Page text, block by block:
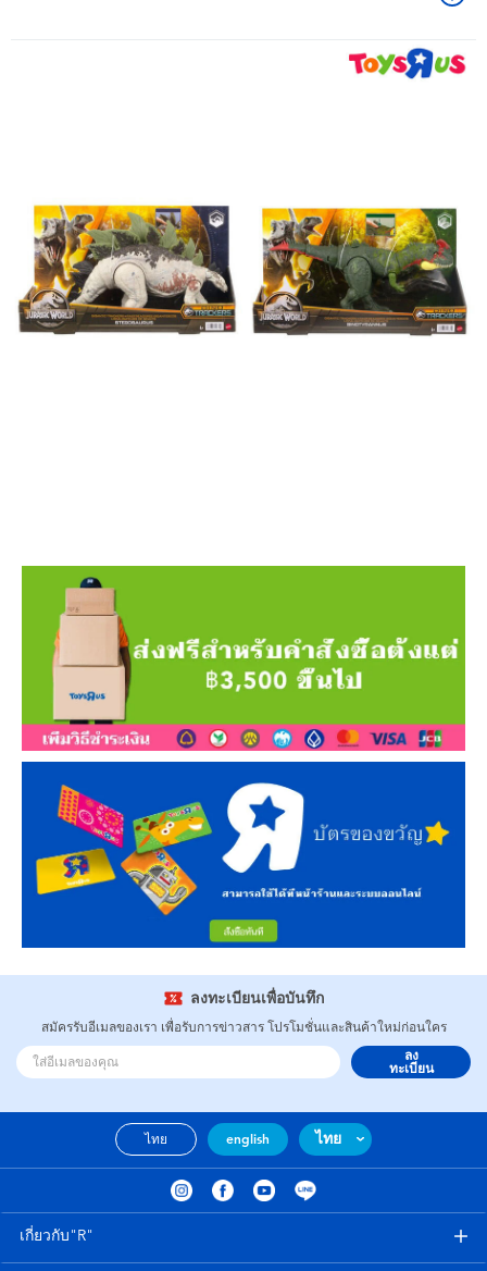
ลงทะเบียนเพื่อบันทึก
สมัครรับอีเมลของเรา เพื่อรับการข่าวสาร โปรโมชั่นและสินค้าใหม่ก่อนใคร
ลง
ทะเบียน
ไทย english ไทย
เกี่ยวกับ"R"